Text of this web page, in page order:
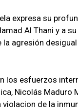
expresa su
Al Thani y a
agresión
los esfuerzos
Nicolás Maduro
de la